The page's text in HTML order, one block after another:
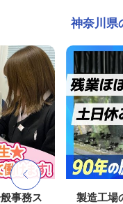
神奈川県
事務ス 製造工場